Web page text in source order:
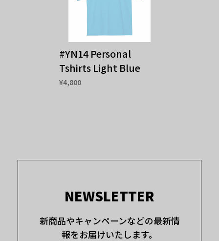
#YN14 Personal
Tshirts Light Blue
¥4,800
NEWSLETTER
新商品やキャンペーンなどの最新情
報をお届けいたします。